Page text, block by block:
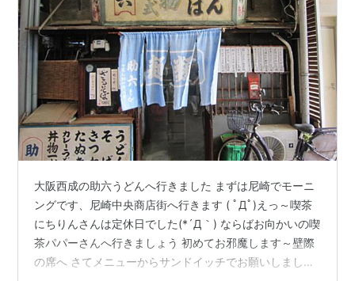
大阪西成の助六うどんへ行きました まずは尼崎でモーニ
ングです、尼崎中央商店街へ行きます ( ﾟДﾟ)えっ～喫茶
にちりんさんは定休日でした(*´Д｀) ならばお向かいの喫
茶パパーさんへ行きましょう 初めてお邪魔します～壁際
の席へ さてメニューからサンドイッチでお願いしました